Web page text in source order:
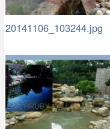
20141106_103244.jpg